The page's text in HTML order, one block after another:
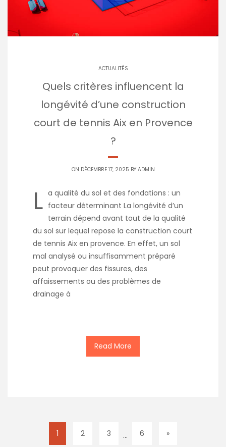
ACTUALITÉS
Quels critères influencent la
longévité d’une construction
court de tennis Aix en Provence
?
ON DÉCEMBRE 17, 2025 BY ADMIN
L a qualité du sol et des fondations : un
facteur déterminant La longévité d’un
terrain dépend avant tout de la qualité
du sol sur lequel repose la construction court
de tennis Aix en provence. En effet, un sol
mal analysé ou insuffisamment préparé
peut provoquer des fissures, des
affaissements ou des problèmes de
drainage à
Read More
1 2 3 … 6 »